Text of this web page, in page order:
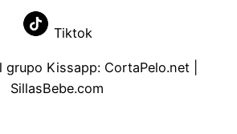
Tiktok
grupo Kissapp: CortaPelo.net
SillasBebe.com